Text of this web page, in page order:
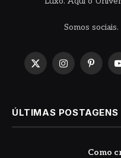
Somos
X
Instagram
ÚLTIMAS POSTAGENS
Como